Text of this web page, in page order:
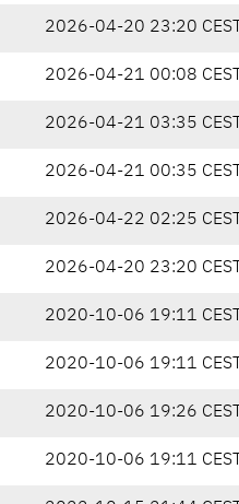
2026-04-20 23:20 CEST
2026-04-21 00:08 CEST
2026-04-21 03:35 CEST
2026-04-21 00:35 CEST
2026-04-22 02:25 CEST
2026-04-20 23:20 CEST
2020-10-06 19:11 CEST
2020-10-06 19:11 CEST
2020-10-06 19:26 CEST
2020-10-06 19:11 CEST